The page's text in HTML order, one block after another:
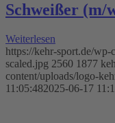
Schweißer (m/
Weiterlesen
https://kehr-sport.de/
scaled.jpg 2560 1877
content/uploads/logo-
11:05:482025-06-17